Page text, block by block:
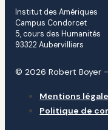
Institut des Amériques
Campus Condorcet
5, cours des Humanités
93322 Aubervilliers
© 2026 Robert Boyer
Mentions
Politique de